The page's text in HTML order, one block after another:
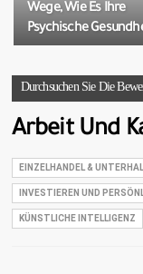
Wege, Wie Es Ihre
Psychische
Ihre Karriere Zerstört
Durchsuchen Sie Die
Arbeit Und
EINZELHANDEL &
INVESTIEREN UND
KÜNSTLICHE INTELLIGENZ